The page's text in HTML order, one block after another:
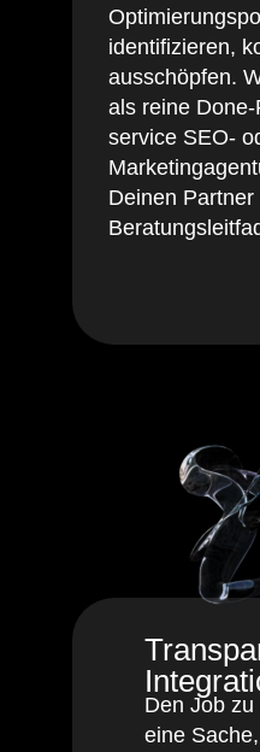
identifizieren,
ausschöpfen.
als reine Done-
service SEO-
Deinen Partner
Den Job
eine